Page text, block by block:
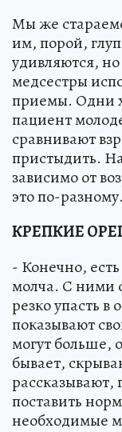
Мы же
им, порой,
удивляются,
медсестры
приемы. Одни
пациент
сравнивают
пристыдить.
зависимо от
это по-разному.
КРЕПКИЕ
- Конечно,
молча. С ними
резко упасть в
показывают
могут больше,
бывает,
рассказывают,
поставить
необходимые